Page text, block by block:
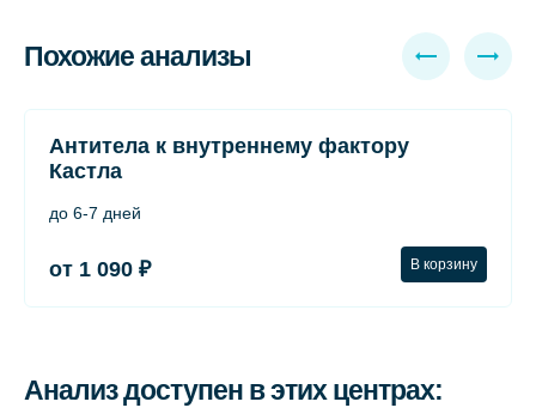
Похожие анализы
Антитела к внутреннему фактору
Кастла
до 6-7 дней
от 1 090 ₽ В корзину
Анализ доступен в этих центрах: